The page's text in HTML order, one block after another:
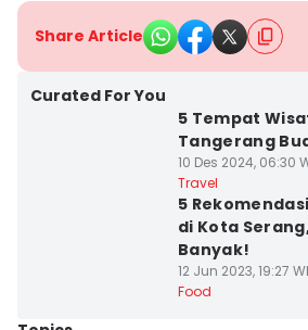
Share Article
Curated For You
5 Tempat
Tangerang
10 Des 2024, 06:30
Travel
5
di Kota
Banyak!
12 Jun 2023, 19:27
Food